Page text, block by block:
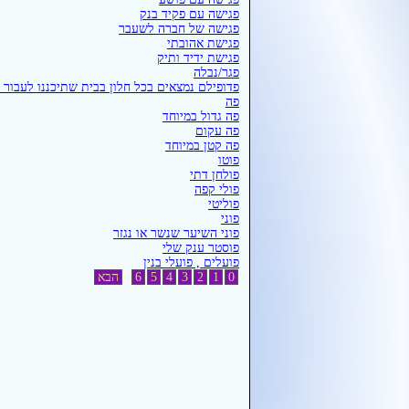
פגישה עם פקיד בנק
פגישה של חברה לשעבר
פגישת אהובתי
פגישת ידיד ותיק
פגר/נבלה
פדופילם נמצאים בכל חלון בבית שתיכננו לעבור
פה
פה גדול במיוחד
פה עקום
פה קטן במיוחד
פוטו
פולחן דתי
פולי קפה
פוליטי
פוני
פוני השיער שנשר או נגזר
פוסטר ענק שלי
פועלים , פועלי בנין
6
5 4 3 2 1 0 הבא